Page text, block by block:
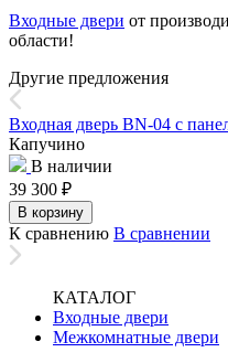
Входные двери от
области!
Другие предложения
Входная дверь BN-04 с
Капучино
В наличии
39 300 ₽
В корзину
К сравнению В сравнении
КАТАЛОГ
Входные двери
Межкомнатные двери